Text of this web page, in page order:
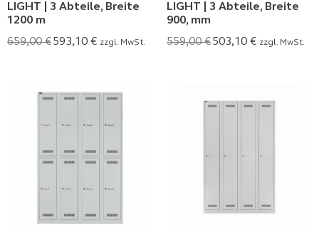
LIGHT | 3 Abteile, Breite
1200 m
659,00€593,10 € zzgl. MwSt.
LIGHT | 3 Abteile, Breite
900, mm
559,00€503,10 € zzgl. MwSt.